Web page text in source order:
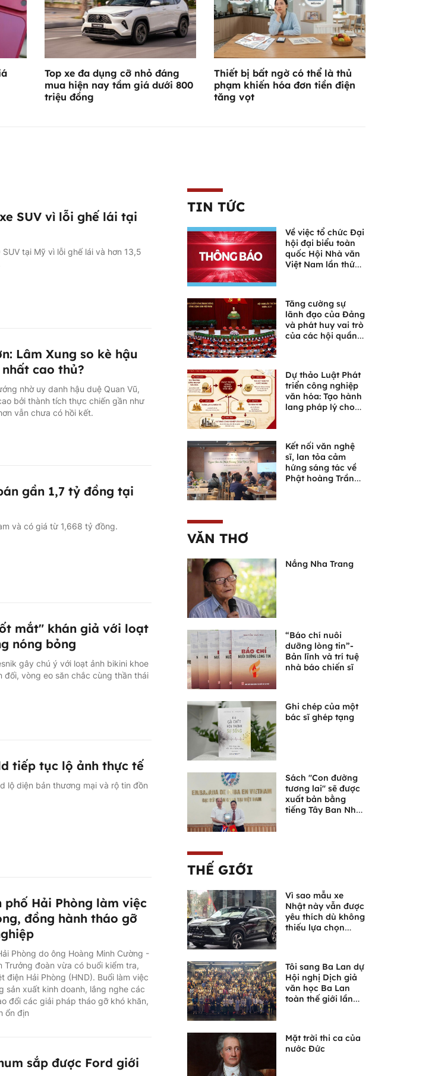
Top xe đa dụng cỡ nhỏ đáng
mua hiện nay tầm giá dưới 800
triệu đồng
Thiết bị bất ngờ có thể là thủ
phạm khiến hóa đơn tiền điện
tăng vọt
SUV vì lỗi ghế lái tại
tại Mỹ vì lỗi ghế lái và hơn 13,5
Lâm Xung so kè hậu
cao thủ?
nhờ uy danh hậu duệ Quan Vũ,
bởi thành tích thực chiến gần như
vẫn chưa có hồi kết.
gần 1,7 tỷ đồng tại
và có giá từ 1,668 tỷ đồng.
mắt" khán giả với loạt
nóng bỏng
gây chú ý với loạt ảnh bikini khoe
đối, vòng eo săn chắc cùng thần thái
tiếp tục lộ ảnh thực tế
lộ diện bản thương mại và rộ tin đồn
phố Hải Phòng làm việc
đồng hành tháo gỡ
Phòng do ông Hoàng Minh Cường -
Trưởng đoàn vừa có buổi kiểm tra,
điện Hải Phòng (HND). Buổi làm việc
sản xuất kinh doanh, lắng nghe các
đổi các giải pháp tháo gỡ khó khăn,
ổn địn
sắp được Ford giới
TIN TỨC
Về việc tổ chức Đại
hội đại biểu toàn
quốc Hội Nhà văn
Việt Nam lần thứ
Tăng cường sự
lãnh đạo của Đảng
và phát huy vai trò
của các hội quần
Dự thảo Luật Phát
triển công nghiệp
văn hóa: Tạo hành
lang pháp lý cho
Kết nối văn nghệ
sĩ, lan tỏa cảm
hứng sáng tác về
Phật hoàng Trần
VĂN THƠ
Nắng Nha Trang
“Báo chí nuôi
dưỡng lòng tin”-
Bản lĩnh và trí tuệ
nhà báo chiến sĩ
Ghi chép của một
bác sĩ ghép tạng
Sách "Con đường
tương lai" sẽ được
xuất bản bằng
tiếng Tây Ban Nha
THẾ GIỚI
Vì sao mẫu xe
Nhật này vẫn được
yêu thích dù không
thiếu lựa chọn
Tôi sang Ba Lan dự
Hội nghị Dịch giả
văn học Ba Lan
toàn thế giới lần
Mặt trời thi ca của
nước Đức